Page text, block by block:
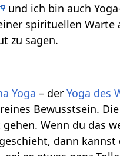
und ich bin auch
spirituellen
zu sagen.
Yoga – derYoga des
Bewusstsein.
Wenn du das
dann